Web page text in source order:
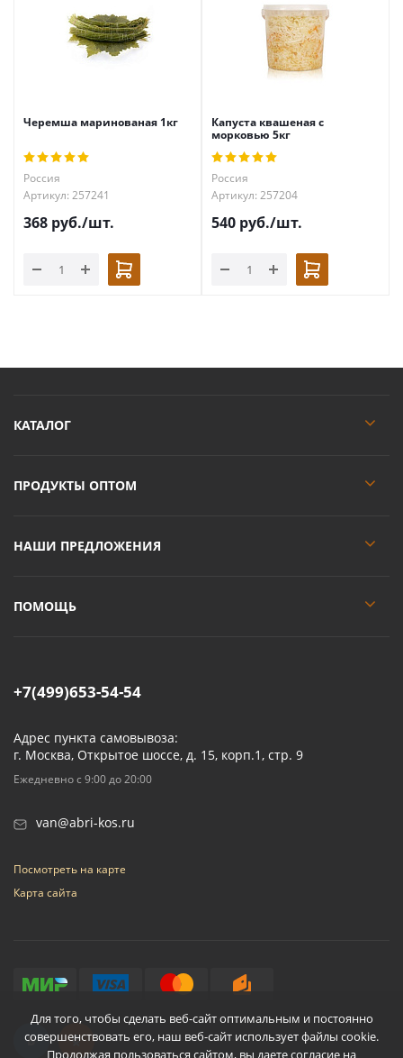
Для того, чтобы сделать веб-сайт оптимальным и постоянно
совершенствовать его, наш веб-сайт использует файлы cookie.
Продолжая пользоваться сайтом, вы даете согласие на
Черемша маринованая 1кг
Россия
Артикул: 257241
368 руб./шт.
Капуста квашеная с
морковью 5кг
Россия
Артикул: 257204
540 руб./шт.
КАТАЛОГ
ПРОДУКТЫ ОПТОМ
НАШИ ПРЕДЛОЖЕНИЯ
ПОМОЩЬ
+7(499)653-54-54
Адрес пункта самовывоза:
г. Москва, Открытое шоссе, д. 15, корп.1, стр. 9
Ежедневно с 9:00 до 20:00
van@abri-kos.ru
Посмотреть на карте
Карта сайта